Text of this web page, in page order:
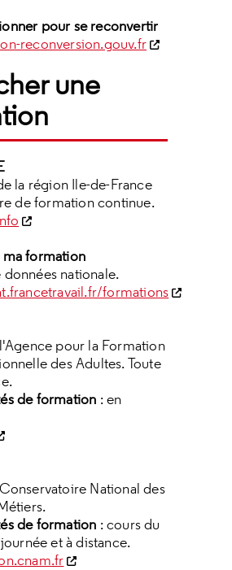
pour se reconvertir
reconversion.gouv.fr
une
la région Ile-de-France
de formation continue.
ma formation
données nationale.
formations
pour la Formation
des Adultes. Toute
de formation : en
National des
de formation : cours du
et à distance.